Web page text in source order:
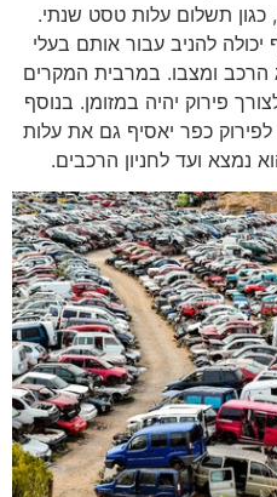
תשלום עלות טסט שנתי.
להניב עבור אותם בעלי
הרכב ומצבו. במרבית המקרים
פירוק יהיה במזומן. בנוסף
לפירוק כפר יאסיף גם את עלות
נמצא ועד לחניון הרכבים.